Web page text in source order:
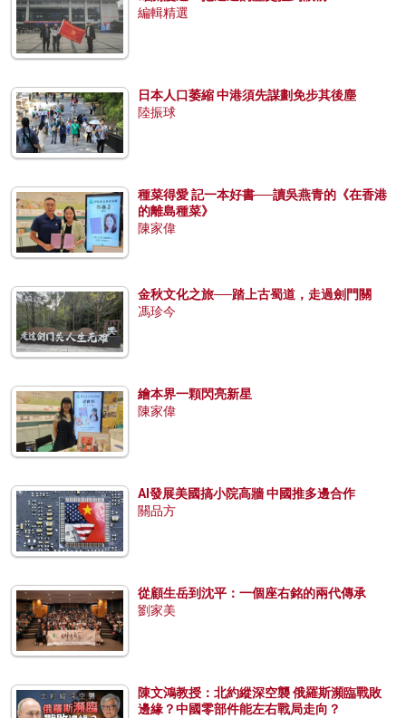
編輯精選
日本人口萎縮 中港須先謀劃免步其後塵
陸振球
種菜得愛 記一本好書──讀吳燕青的《在香港
的離島種菜》
陳家偉
金秋文化之旅──踏上古蜀道，走過劍門關
馮珍今
繪本界一顆閃亮新星
陳家偉
AI發展美國搞小院高牆 中國推多邊合作
關品方
從顧生岳到沈平：一個座右銘的兩代傳承
劉家美
陳文鴻教授：北約縱深空襲 俄羅斯瀕臨戰敗
邊緣？中國零部件能左右戰局走向？